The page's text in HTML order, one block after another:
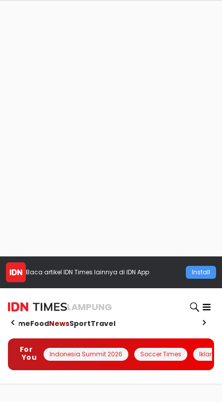
Baca artikel IDN Times lainnya di IDN App Install
LAMPUNG
HomeFoodNewsSportTravel
For
You
Indonesia Summit 2026 Soccer Times Iklanin